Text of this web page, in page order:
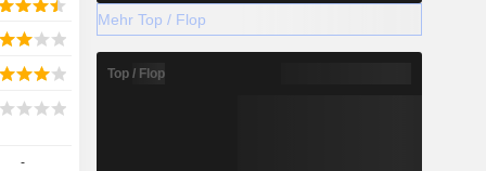
-
Mehr Top / Flop
Top / Flop